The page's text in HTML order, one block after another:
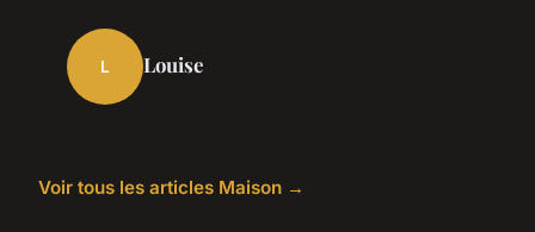
L Louise
Voir tous les articles Maison →